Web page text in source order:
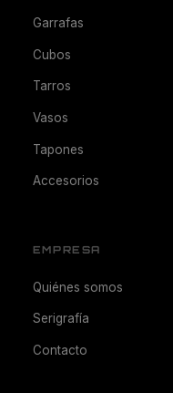
Garrafas
Cubos
Tarros
Vasos
Tapones
Accesorios
EMPRESA
Quiénes somos
Serigrafía
Contacto